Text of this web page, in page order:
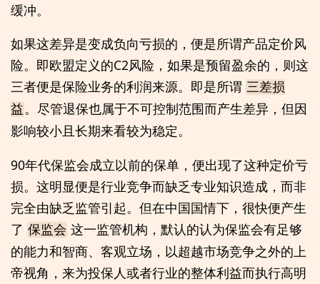
缓冲。
如果这差异是变成负向亏损的，便是所谓产品定价风
险。即欧盟定义的C2风险，如果是预留盈余的，则这
三者便是保险业务的利润来源。即是所谓 三差损
益。尽管退保也属于不可控制范围而产生差异，但因
影响较小且长期来看较为稳定。
90年代保监会成立以前的保单，便出现了这种定价亏
损。这明显便是行业竞争而缺乏专业知识造成，而非
完全由缺乏监管引起。但在中国国情下，很快便产生
了 保监会 这一监管机构，默认的认为保监会有足够
的能力和智商、客观立场，以超越市场竞争之外的上
帝视角，来为投保人或者行业的整体利益而执行高明